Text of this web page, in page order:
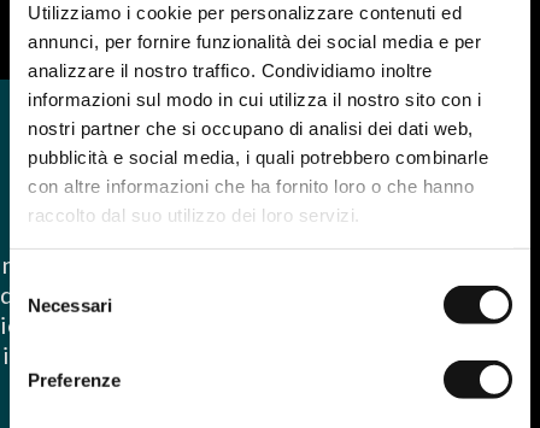
Utilizziamo i cookie per personalizzare contenuti ed
annunci, per fornire funzionalità dei social media e per
analizzare il nostro traffico. Condividiamo inoltre
informazioni sul modo in cui utilizza il nostro sito con i
nostri partner che si occupano di analisi dei dati web,
pubblicità e social media, i quali potrebbero combinarle
con altre informazioni che ha fornito loro o che hanno
raccolto dal suo utilizzo dei loro servizi.
del
consenso
Necessari
Preferenze
anno 2025
strategia integrata,
del brand sui